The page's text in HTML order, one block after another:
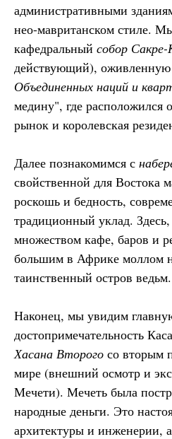
административными
нео-мавританском стиле.
кафедральный собор Сакре-
действующий), оживленную
Объединенных наций и
медину", где расположился
рынок и королевская
Далее познакомимся с
свойственной для Востока
роскошь и бедность,
традиционный уклад. Здесь,
множеством кафе, баров и
большим в Африке моллом
таинственный остров ведьм.
Наконец, мы увидим
достопримечательность
Хасана Второго со вторым
мире (внешний осмотр и
Мечети). Мечеть была
народные деньги. Это
архитектуры и инженерии,